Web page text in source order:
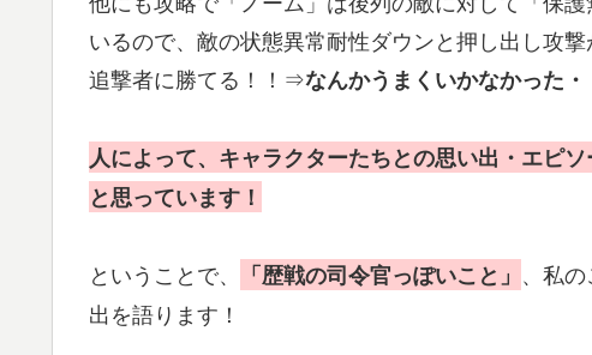
いるので、敵の状態異常耐性ダウンと押し出し攻
追撃者に勝てる！！⇒なんかうまくいかなかった・
人によって、キャラクターたちとの思い出・エピソ
と思っています！
ということで、 「歴戦の司令官っぽいこと」 、私
出を語ります！